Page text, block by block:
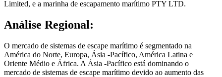
Limited, e a marinha de escapamento marítimo PTY LTD.
Análise Regional:
O mercado de sistemas de escape marítimo é segmentado na
América do Norte, Europa, Ásia -Pacífico, América Latina e
Oriente Médio e África. A Ásia -Pacífico está dominando o
mercado de sistemas de escape marítimo devido ao aumento das